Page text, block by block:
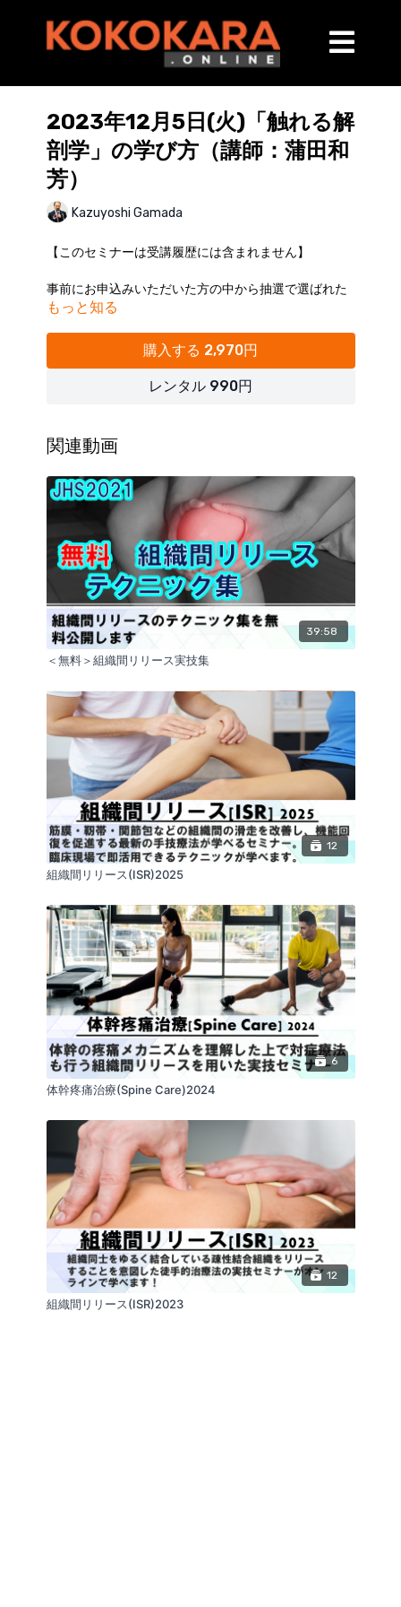
2023年12月5日(火)「触れる解
剖学」の学び方（講師：蒲田和
芳）
Kazuyoshi Gamada
【このセミナーは受講履歴には含まれません】
事前にお申込みいただいた方の中から抽選で選ばれた
方は2023年12月中は、クーポンコードご使用で無料で
※クーポンコードはライブセミナーご案内の際に配信
した無料クーポンコードです。
わりますのでご注意ください。
ーーーーーーーーーーーーーーーーーーーーーーーー
ーーー
ーーーーーーーーーーーーーーーーーーーーーーーー
講演Ⅰ．
１．講師： 蒲田和芳（株式会社GLAB 代表）
２．テーマ：「触れる解剖学」の学び方
３．内容：
解剖学は知っているだけではダメ、触れるようになっ
て始めて臨床の役に立ちます。
筋腱はもちろん、神経、血管、関節包、靱帯、脂肪体
を触り分けられるようになると，治療のターゲットを
絞り込めるようになりましょう。
ーーーーーーーーーーーーーーーーーーーーーーーー
もっと知る
購入する 2,970円
レンタル 990円
関連動画
39:58
＜無料＞組織間リリース実技集
12
組織間リリース(ISR)2025
6
体幹疼痛治療(Spine Care)2024
12
組織間リリース(ISR)2023